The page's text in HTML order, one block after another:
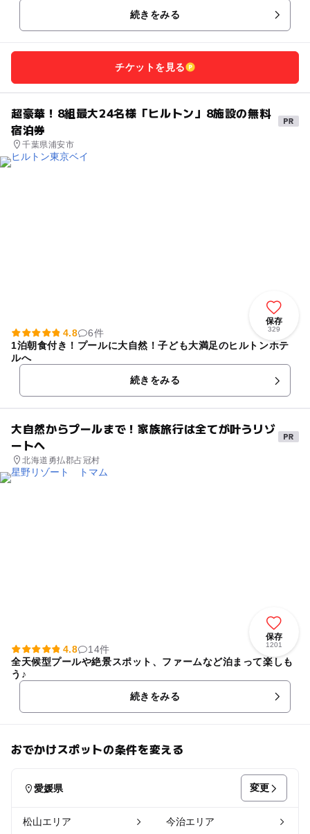
続きをみる
チケットを見る
超豪華！8組最大24名様「ヒルトン」8施設の無料
宿泊券
千葉県浦安市
保存
329
4.8
6件
1泊朝食付き！プールに大自然！子ども大満足のヒルトンホテ
ルへ
続きをみる
大自然からプールまで！家族旅行は全てが叶うリゾ
ートへ
北海道勇払郡占冠村
保存
1201
4.8
14件
全天候型プールや絶景スポット、ファームなど泊まって楽しも
う♪
続きをみる
おでかけスポットの条件を変える
愛媛県 変更
松山エリア 今治エリア